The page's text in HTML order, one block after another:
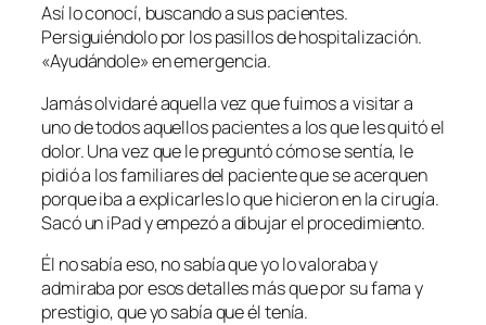
Así lo conocí, buscando a sus pacientes.
Persiguiéndolo por los pasillos de hospitalización.
«Ayudándole» en emergencia.
Jamás olvidaré aquella vez que fuimos a visitar a
uno de todos aquellos pacientes a los que les quitó el
dolor. Una vez que le preguntó cómo se sentía, le
pidió a los familiares del paciente que se acerquen
porque iba a explicarles lo que hicieron en la cirugía.
Sacó un iPad y empezó a dibujar el procedimiento.
Él no sabía eso, no sabía que yo lo valoraba y
admiraba por esos detalles más que por su fama y
prestigio, que yo sabía que él tenía.